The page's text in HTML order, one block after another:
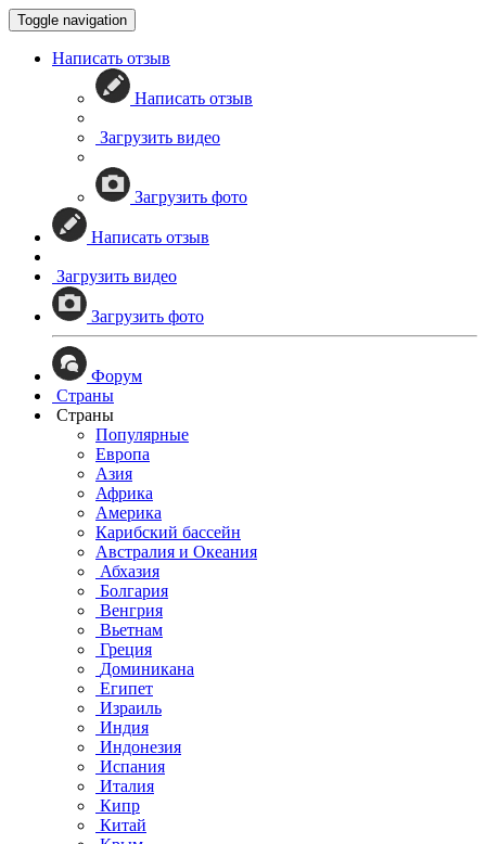
Toggle navigation
Написать отзыв
Написать отзыв
Загрузить видео
Загрузить фото
Написать отзыв
Загрузить видео
Загрузить фото
Форум
Страны
Страны
Популярные
Европа
Азия
Африка
Америка
Карибский бассейн
Австралия и Океания
Абхазия
Болгария
Венгрия
Вьетнам
Греция
Доминикана
Египет
Израиль
Индия
Индонезия
Испания
Италия
Кипр
Китай